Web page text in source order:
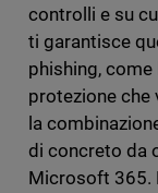
controlli e su
ti garantisce
phishing,
protezione che
la
di concreto da
Microsoft 365.